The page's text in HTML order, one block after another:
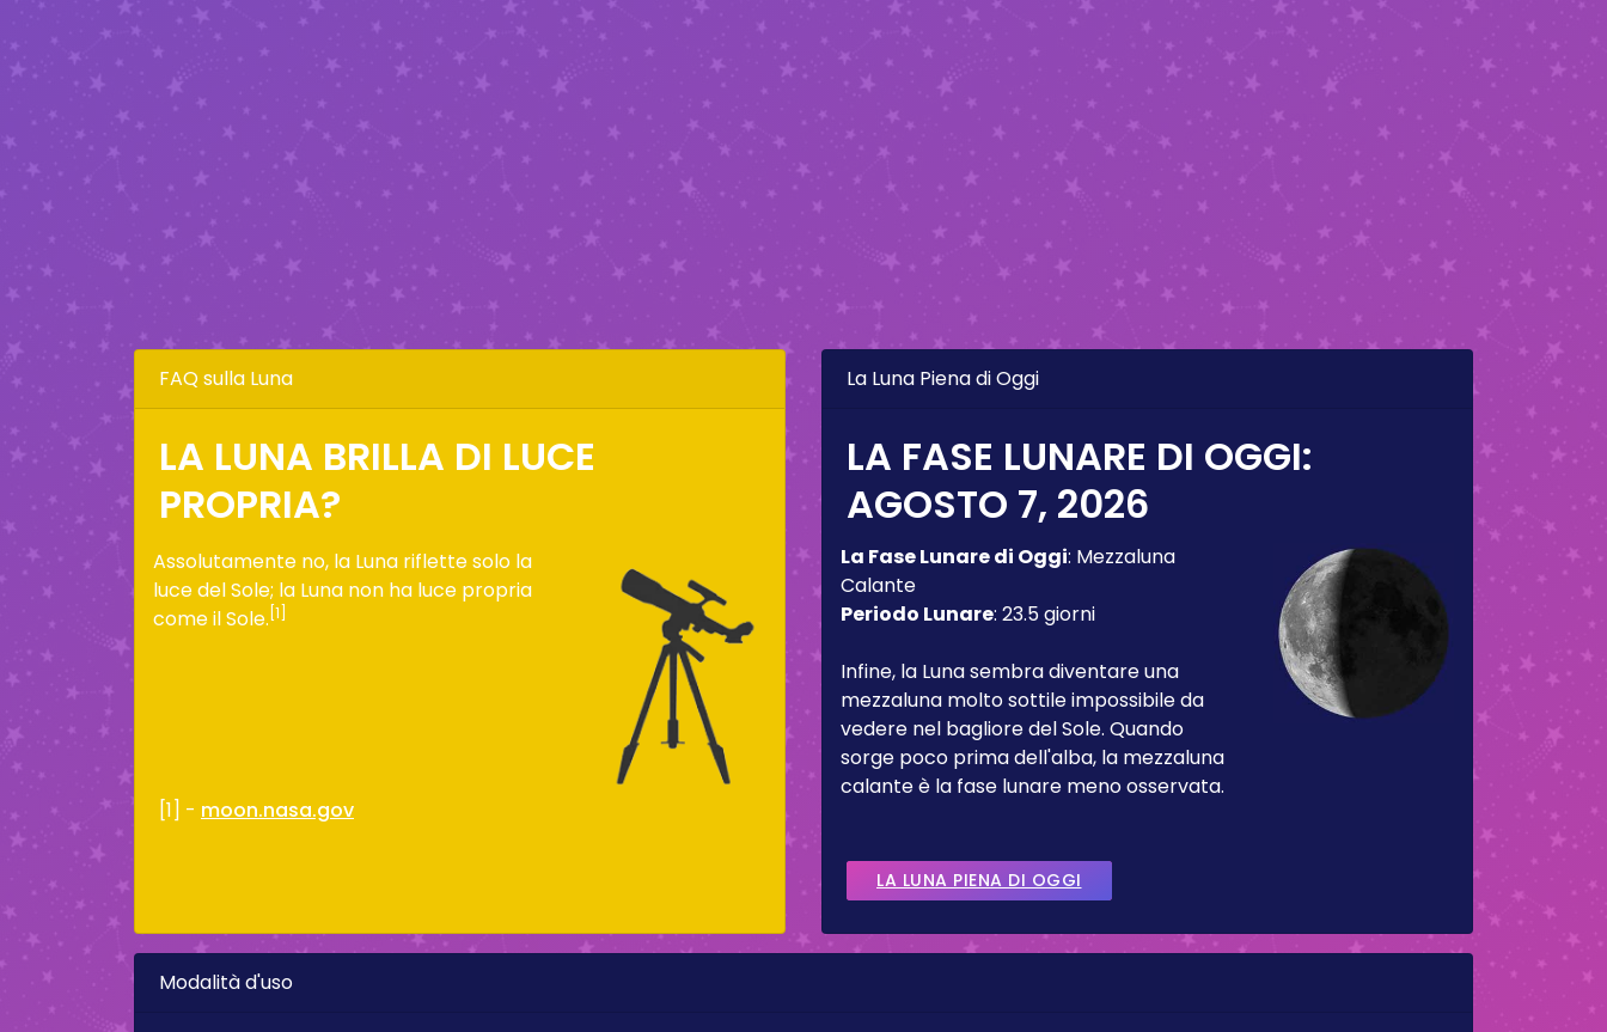
FAQ sulla Luna
LA LUNA BRILLA DI LUCE
PROPRIA?
Assolutamente no, la Luna riflette solo la
luce del Sole; la Luna non ha luce propria
come il Sole. [1]
[1] - moon.nasa.gov
La Luna Piena di Oggi
LA FASE LUNARE DI OGGI:
AGOSTO 7, 2026
La Fase Lunare di Oggi: Mezzaluna
Calante
Periodo Lunare: 23.5 giorni
Infine, la Luna sembra diventare una
mezzaluna molto sottile impossibile da
vedere nel bagliore del Sole. Quando
sorge poco prima dell'alba, la mezzaluna
calante è la fase lunare meno osservata.
LA LUNA PIENA DI OGGI
Modalità d'uso